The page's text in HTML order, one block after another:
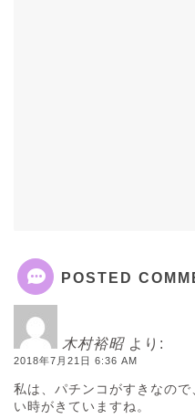
POSTED
木村裕昭 より:
2018年7月21日 6:36 AM
私は、パチンコがすきなの
い時がきていますね。